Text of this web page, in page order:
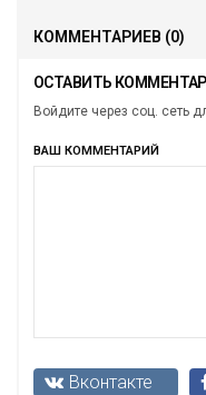
КОММЕНТАРИЕВ (0)
ОСТАВИТЬ
Войдите через соц. сеть
ВАШ КОММЕНТАРИЙ
Вконтакте